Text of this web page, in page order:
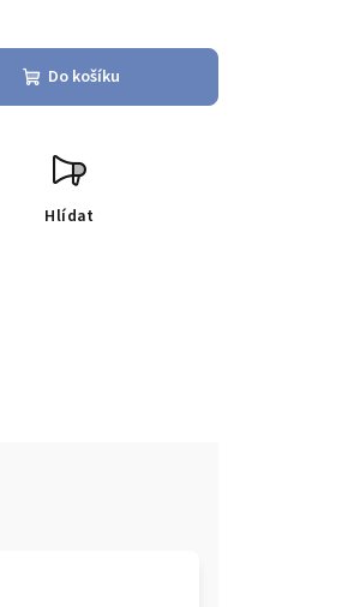
Do košíku
Hlídat